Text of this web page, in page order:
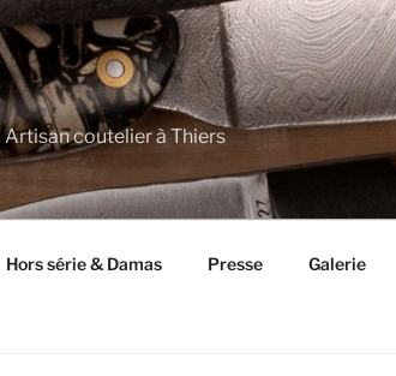
Artisan coutelier à Thiers
Hors série & Damas Presse Galerie